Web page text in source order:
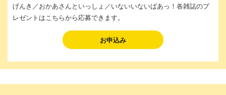
げんき／おかあさんといっしょ／いないいないばあっ！各雑誌のプ
レゼントはこちらから応募できます。
お申込み